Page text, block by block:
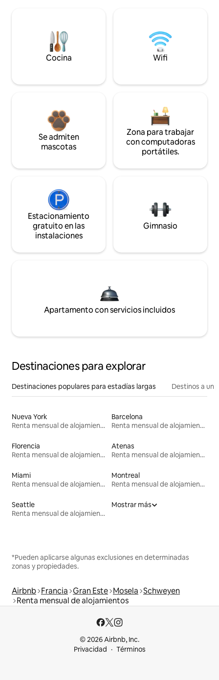
Cocina Wifi
Se admiten
mascotas
Zona para trabajar
con computadoras
portátiles.
Estacionamiento
gratuito en las
instalaciones
Gimnasio
Apartamento con servicios incluidos
Destinaciones para explorar
Destinaciones populares para estadías largas Destinos a un
Nueva York
Renta mensual de alojamientos
Barcelona
Renta mensual de alojamientos
Florencia
Renta mensual de alojamientos
Atenas
Renta mensual de alojamientos
Miami
Renta mensual de alojamientos
Montreal
Renta mensual de alojamientos
Seattle
Renta mensual de alojamientos
Mostrar más
*Pueden aplicarse algunas exclusiones en determinadas
zonas y propiedades.
Airbnb Francia Gran Este Mosela Schweyen
Renta mensual de alojamientos
© 2026 Airbnb, Inc.
Privacidad
Términos